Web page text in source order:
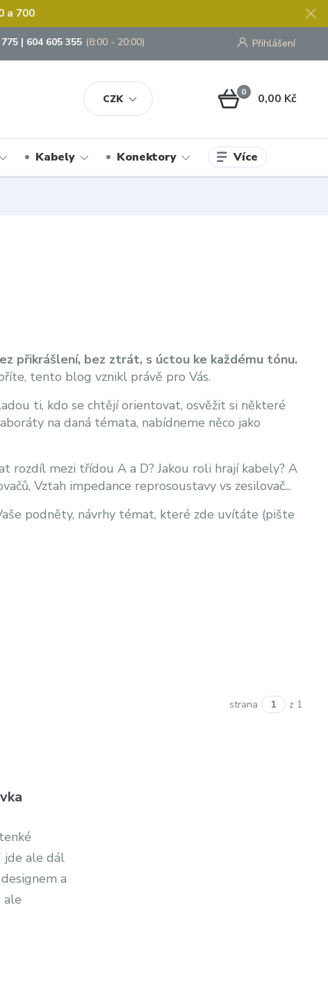
a 700
CZK
Přihlášení
| 604 605 355 (8:00 - 20:00)
0 0,00 Kč
Kabely Konektory Více
přikrášlení, bez ztrát, s úctou ke každému tónu.
tento blog vznikl právě pro Vás.
ti, kdo se chtějí orientovat, osvěžit si některé
na daná témata, nabídneme něco jako
rozdíl mezi třídou A a D? Jakou roli hrají kabely? A
Vztah impedance reprosoustavy vs zesilovač...
podněty, návrhy témat, které zde uvítáte (pište
strana z 1
jde ale dál
a
ale